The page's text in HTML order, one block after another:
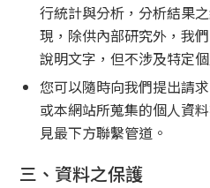
行統計與分析，分析結果
現，除供內部研究外，我
說明文字，但不涉及特定
您可以隨時向我們提出請
或本網站所蒐集的個人資
見最下方聯繫管道。
三、資料之保護